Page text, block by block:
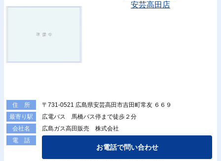
安芸高田店
住 所
〒731-0521 広島県安芸高田市吉田町常友 ６６９
最寄り駅
広電バス 馬橋バス停まで徒歩２分
会社名
広島ガス高田販売 株式会社
電 話
お電話で問い合わせ